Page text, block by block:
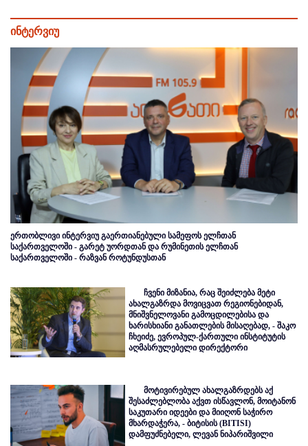
ინტერვიუ
ერთობლივი ინტერვიუ გაერთიანებული სამეფოს ელჩთან
საქართველოში - გარეტ უორდთან და რუმინეთის ელჩთან
საქართველოში - რაზვან როტუნდუსთან
ჩვენი მიზანია, რაც შეიძლება მეტი
ახალგაზრდა მოვიცვათ რეგიონებიდან,
მნიშვნელოვანი გამოცდილებისა და
ხარისხიანი განათლების მისაღებად, - შაკო
ჩხეიძე, ევროპულ-ქართული ინსტიტუტის
აღმასრულებელი დირექტორი
მოტივირებულ ახალგაზრდებს აქ
შესაძლებლობა აქვთ ისწავლონ, მოიტანონ
საკუთარი იდეები და მიიღონ საჭირო
მხარდაჭერა, - ბიტისის (BITISI)
დამფუძნებელი, ლევან ნიპარიშვილი